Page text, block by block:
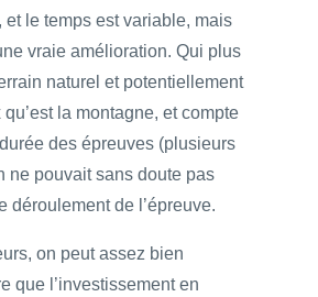
et le temps est variable, mais
vraie amélioration. Qui plus
naturel et potentiellement
la montagne, et compte
des épreuves (plusieurs
ne pouvait sans doute pas
déroulement de l’épreuve.
on peut assez bien
que l’investissement en